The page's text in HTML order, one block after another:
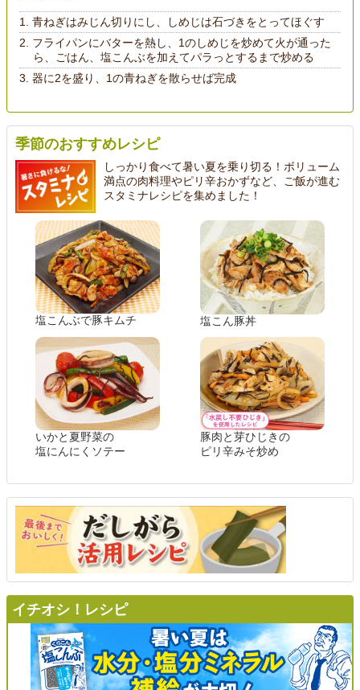
青ねぎはみじん切りにし、しめじは石づきをとってほぐす
フライパンにバターを熱し、1のしめじを炒めて火が通った
ら、ごはん、塩こんぶを加えてパラっとするまで炒める
器に2を盛り、1の青ねぎを散らせば完成
季節のおすすめレシピ
しっかり食べて暑い夏を乗り切る！ボリューム
満点の肉料理やピリ辛おかずなど、ご飯が進む
スタミナレシピを集めました！
塩こんぶで豚キムチ 塩こん豚丼
いかと夏野菜の
塩にんにくソテー
豚肉と芽ひじきの
ピリ辛みそ炒め
イチオシ！レシピ